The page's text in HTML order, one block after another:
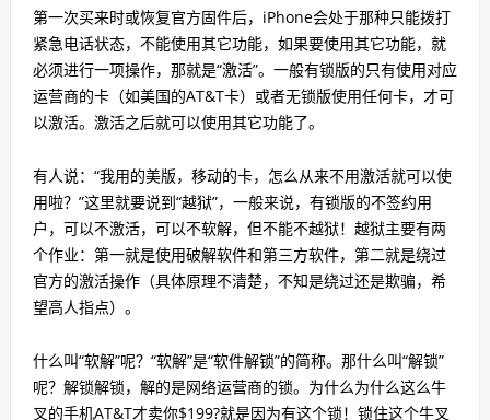
第一次买来时或恢复官方固件后，iPhone会处于那种只能拨打
紧急电话状态，不能使用其它功能，如果要使用其它功能，就
必须进行一项操作，那就是“激活”。一般有锁版的只有使用对应
运营商的卡（如美国的AT&T卡）或者无锁版使用任何卡，才可
以激活。激活之后就可以使用其它功能了。
有人说：“我用的美版，移动的卡，怎么从来不用激活就可以使
用啦？”这里就要说到“越狱”，一般来说，有锁版的不签约用
户，可以不激活，可以不软解，但不能不越狱！越狱主要有两
个作业：第一就是使用破解软件和第三方软件，第二就是绕过
官方的激活操作（具体原理不清楚，不知是绕过还是欺骗，希
望高人指点）。
什么叫“软解”呢？“软解”是“软件解锁”的简称。那什么叫“解锁”
呢？解锁解锁，解的是网络运营商的锁。为什么为什么这么牛
叉的手机AT&T才卖你$199?就是因为有这个锁！锁住这个牛叉